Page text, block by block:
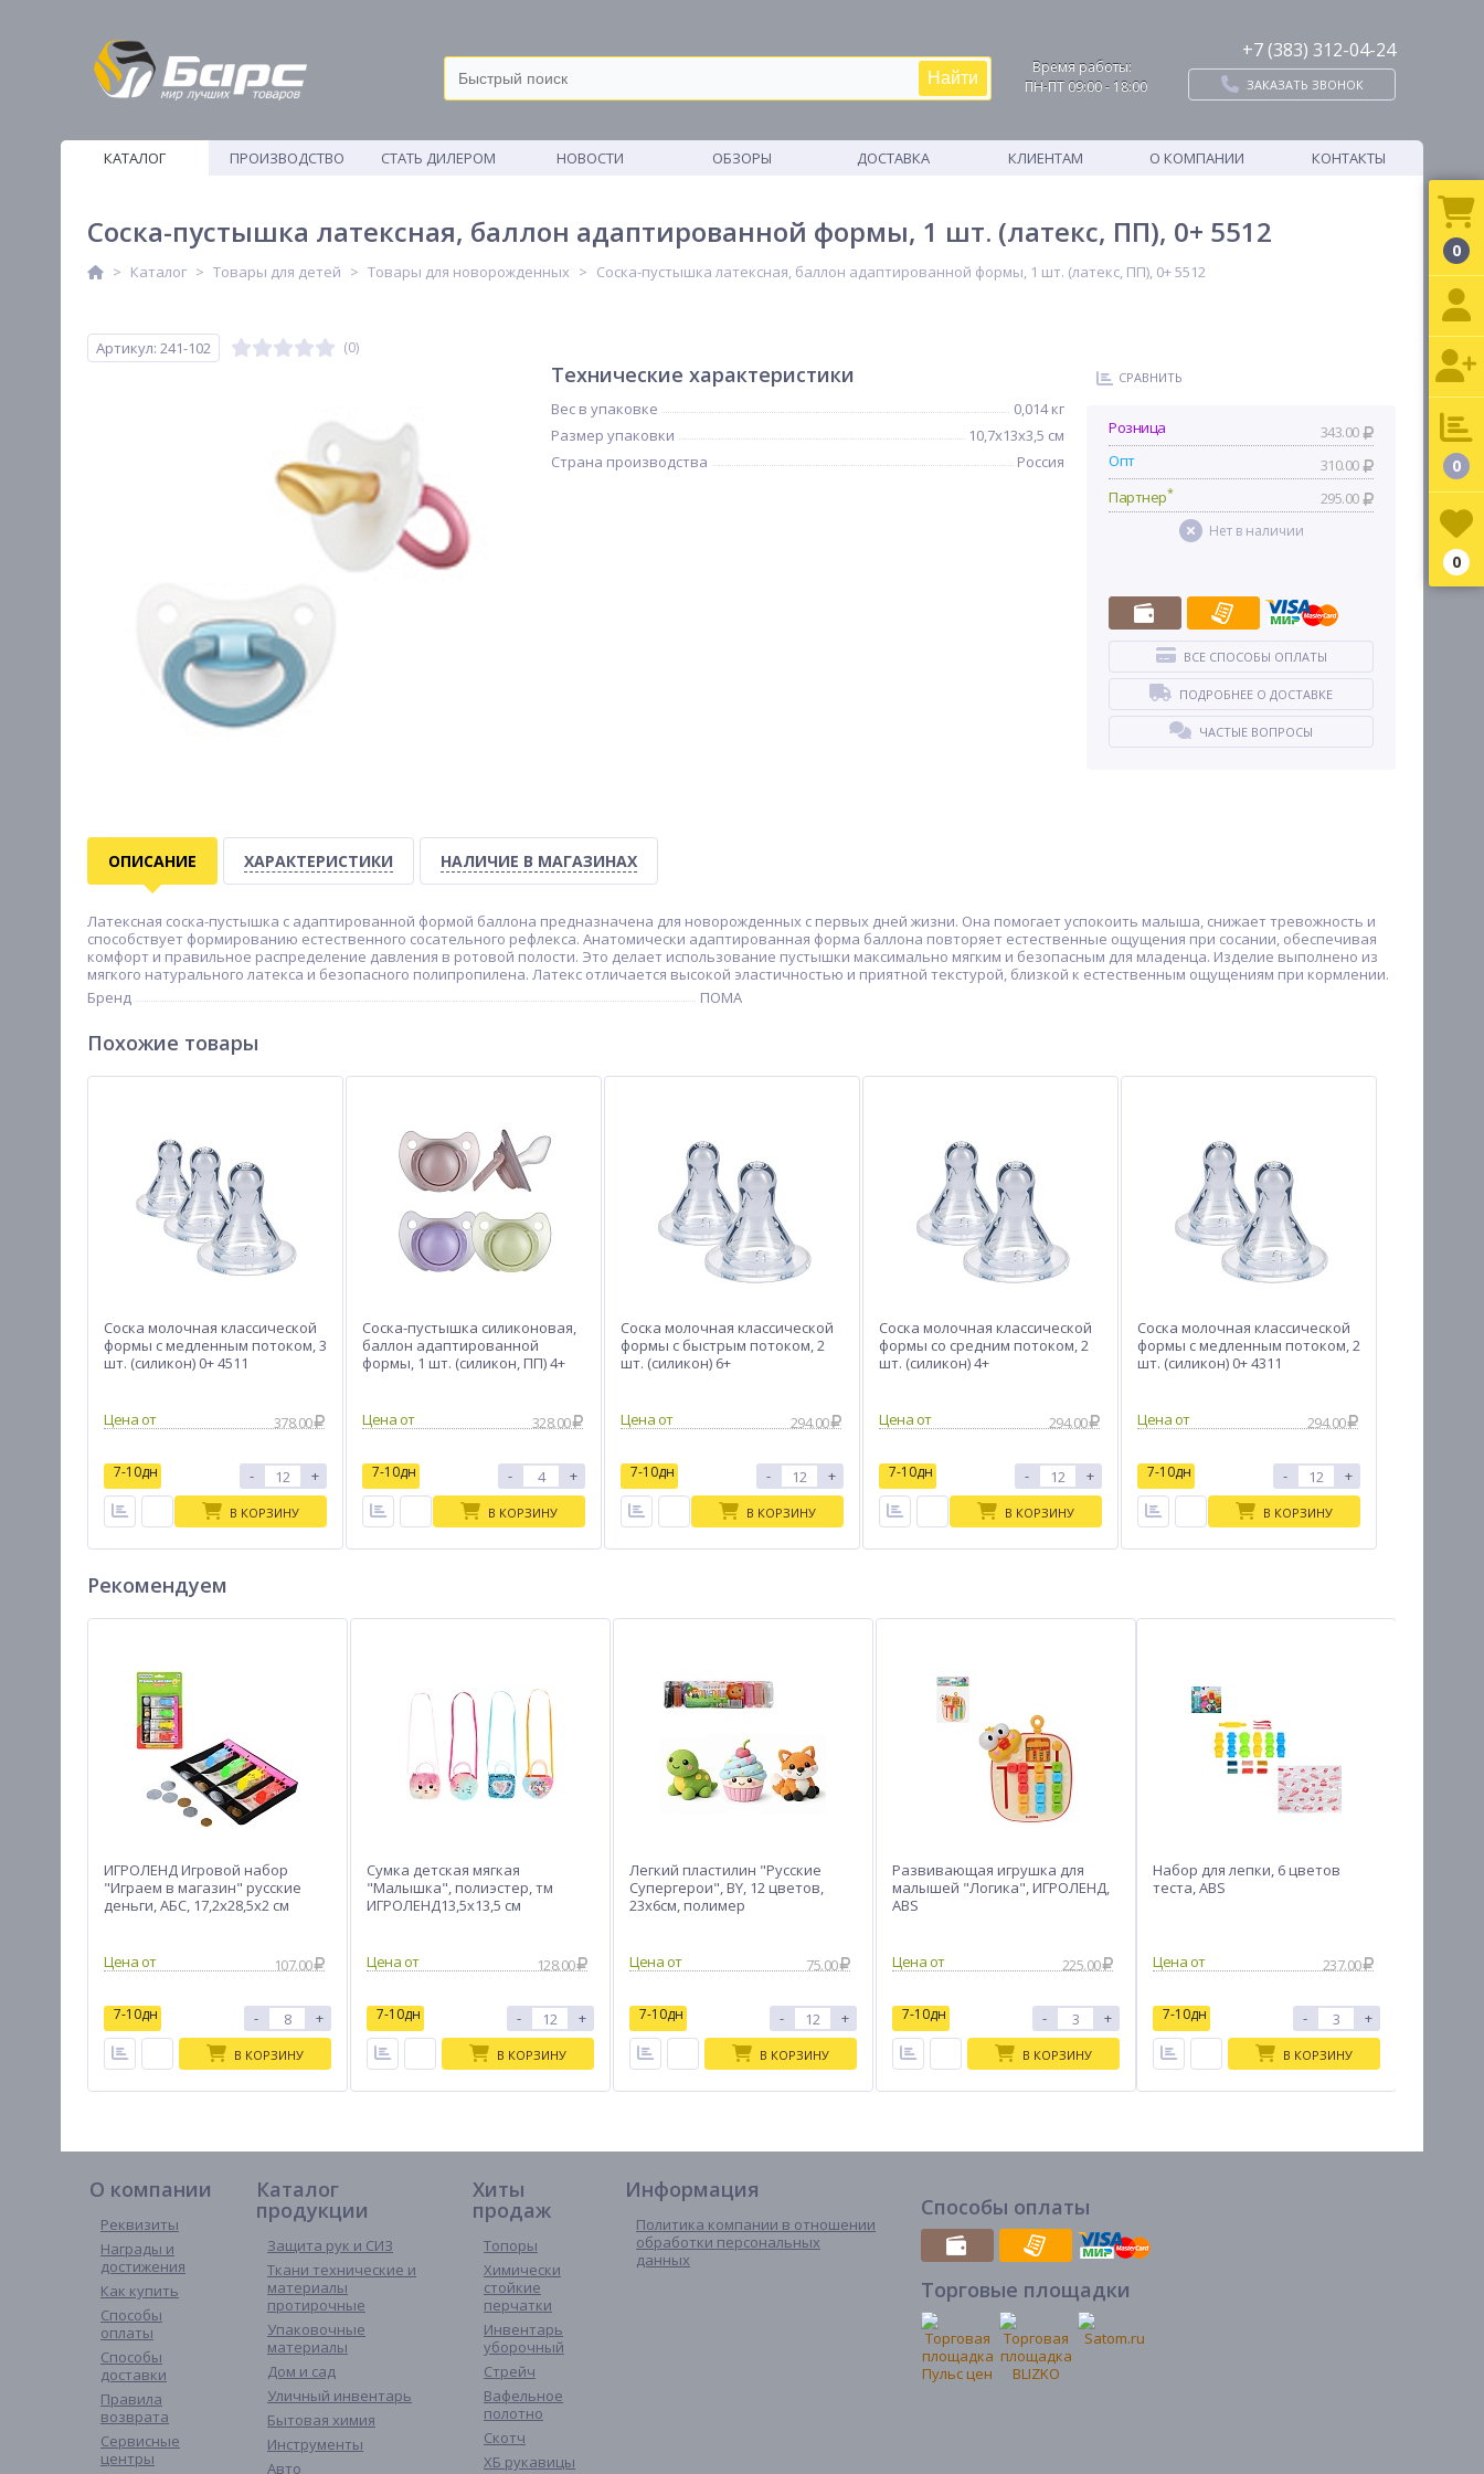
Найти
Время работы:
ПН-ПТ 09:00 - 18:00
+7 (383) 312-04-24
ЗАКАЗАТЬ ЗВОНОК
КАТАЛОГ
ПРОИЗВОДСТВО
СТАТЬ ДИЛЕРОМ НОВОСТИ ОБЗОРЫ ДОСТАВКА КЛИЕНТАМ О КОМПАНИИ КОНТАКТЫ
Соска-пустышка латексная, баллон адаптированной формы, 1 шт. (латекс, ПП), 0+ 5512
Каталог Товары для детей Товары для новорожденных Соска-пустышка латексная, баллон адаптированной формы, 1 шт. (латекс, ПП), 0+ 5512
Артикул: 241-102 (0)
Технические характеристики
Вес в упаковке
0,014 кг
Размер упаковки
10,7х13х3,5 см
Страна производства
Россия
СРАВНИТЬ
Розница
343.00
Опт
310.00
Партнер* 295.00
Нет в наличии
ВСЕ СПОСОБЫ ОПЛАТЫ
ПОДРОБНЕЕ О ДОСТАВКЕ
ЧАСТЫЕ ВОПРОСЫ
ОПИСАНИЕ ХАРАКТЕРИСТИКИ НАЛИЧИЕ В МАГАЗИНАХ
Латексная соска-пустышка с адаптированной формой баллона предназначена для новорожденных с первых дней жизни. Она помогает успокоить малыша, снижает тревожность и
способствует формированию естественного сосательного рефлекса. Анатомически адаптированная форма баллона повторяет естественные ощущения при сосании, обеспечивая
комфорт и правильное распределение давления в ротовой полости. Это делает использование пустышки максимально мягким и безопасным для младенца. Изделие выполнено из
мягкого натурального латекса и безопасного полипропилена. Латекс отличается высокой эластичностью и приятной текстурой, близкой к естественным ощущениям при кормлении.
Бренд
ПОМА
Похожие товары
Соска молочная классической
формы с медленным потоком, 3
шт. (силикон) 0+ 4511
Цена от 378.00
7-10дн - +
В КОРЗИНУ
Соска-пустышка силиконовая,
баллон адаптированной
формы, 1 шт. (силикон, ПП) 4+
Цена от
328.00
7-10дн - +
В КОРЗИНУ
Соска молочная классической
формы с быстрым потоком, 2
шт. (силикон) 6+
Цена от 294.00
7-10дн - +
В КОРЗИНУ
Соска молочная классической
формы со средним потоком, 2
шт. (силикон) 4+
Цена от 294.00
7-10дн - +
В КОРЗИНУ
Соска молочная классической
формы с медленным потоком, 2
шт. (силикон) 0+ 4311
Цена от 294.00
7-10дн - +
В КОРЗИНУ
Рекомендуем
ИГРОЛЕНД Игровой набор
"Играем в магазин" русские
деньги, АБС, 17,2х28,5х2 см
107.00
7-10дн - +
В КОРЗИНУ
Сумка детская мягкая
"Малышка", полиэстер, тм
ИГРОЛЕНД13,5х13,5 см
128.00
7-10дн - +
В КОРЗИНУ
Легкий пластилин "Русские
Супергерои", BY, 12 цветов,
23х6см, полимер
75.00
7-10дн - +
В КОРЗИНУ
Развивающая игрушка для
малышей "Логика", ИГРОЛЕНД,
ABS
225.00
7-10дн - +
В КОРЗИНУ
Набор для лепки, 6 цветов
теста, ABS
237.00
7-10дн - +
В КОРЗИНУ
О компании
Реквизиты
Награды и
достижения
Как купить
Способы
оплаты
Способы
доставки
Правила
возврата
Сервисные
центры
Каталог
продукции
Защита рук и СИЗ
Ткани технические и
материалы
протирочные
Упаковочные
материалы
Дом и сад
Уличный инвентарь
Бытовая химия
Инструменты
Авто
Хиты
продаж
Топоры
Химически
стойкие
перчатки
Инвентарь
уборочный
Стрейч
Вафельное
полотно
Скотч
ХБ рукавицы
Информация
Политика компании в отношении
обработки персональных
данных
Способы оплаты
Торговые площадки
0
0
0